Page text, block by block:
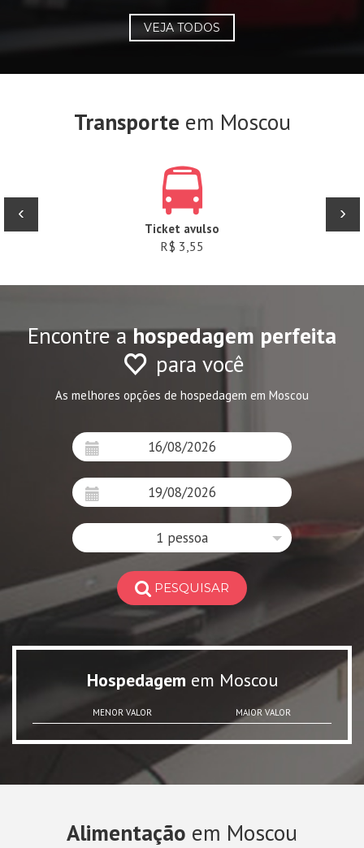
VEJA TODOS
Transporte em Moscou
Ticket avulso
R$ 3,55
‹ ›
Encontre ahospedagem perfeita
para você
As melhores opções de hospedagem em Moscou
1 pessoa
PESQUISAR
Hospedagem em Moscou
MENOR VALOR MAIOR VALOR
Alimentação em Moscou